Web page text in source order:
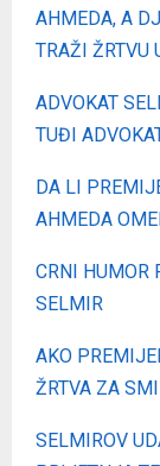
AHMEDA, A
TRAŽI ŽRTVU
ADVOKAT
TUĐI
DA LI
AHMEDA
CRNI HUMOR
SELMIR
AKO
ŽRTVA ZA
SELMIROV